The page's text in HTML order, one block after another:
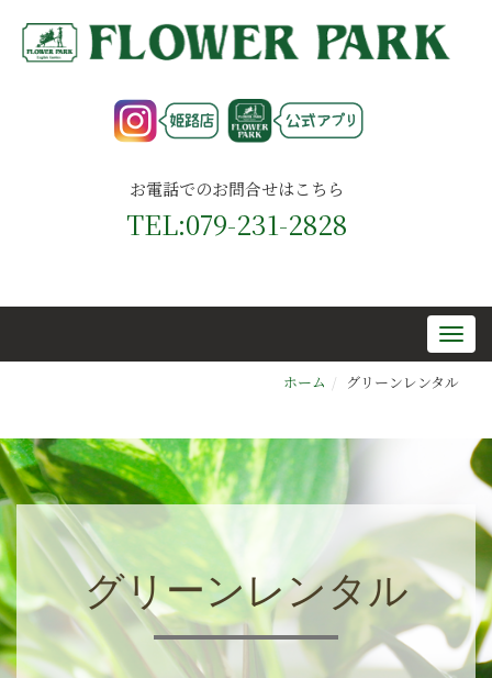
お電話でのお問合せはこちら
TEL:079-231-2828
ホーム グリーンレンタル
グリーンレンタル